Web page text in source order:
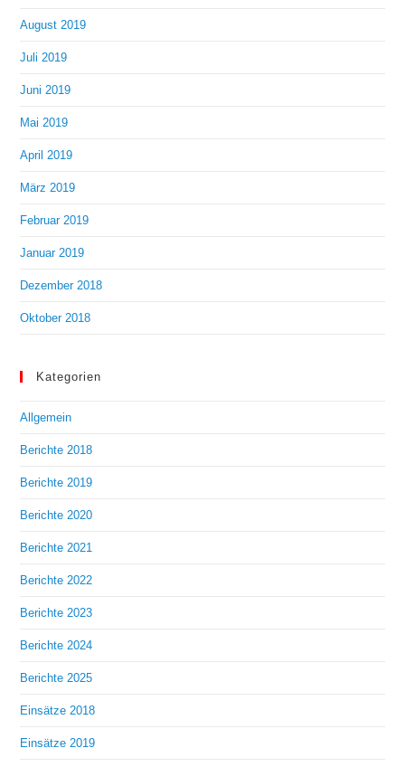
August 2019
Juli 2019
Juni 2019
Mai 2019
April 2019
März 2019
Februar 2019
Januar 2019
Dezember 2018
Oktober 2018
Kategorien
Allgemein
Berichte 2018
Berichte 2019
Berichte 2020
Berichte 2021
Berichte 2022
Berichte 2023
Berichte 2024
Berichte 2025
Einsätze 2018
Einsätze 2019